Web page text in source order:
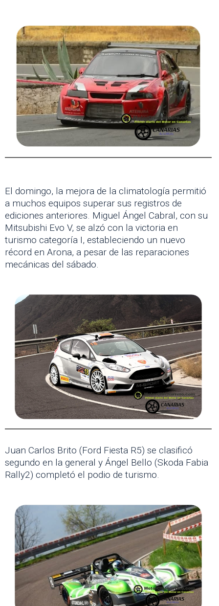
El domingo, la mejora de la climatología permitió
a muchos equipos superar sus registros de
ediciones anteriores. Miguel Ángel Cabral, con su
Mitsubishi Evo V, se alzó con la victoria en
turismo categoría I, estableciendo un nuevo
récord en Arona, a pesar de las reparaciones
mecánicas del sábado.
Juan Carlos Brito (Ford Fiesta R5) se clasificó
segundo en la general y Ángel Bello (Skoda Fabia
Rally2) completó el podio de turismo.